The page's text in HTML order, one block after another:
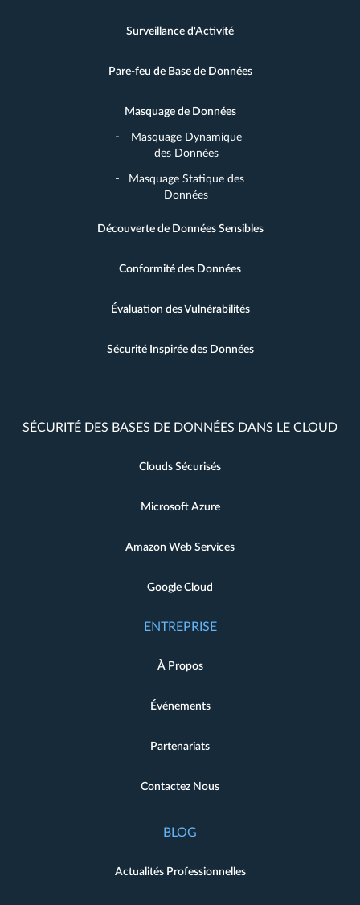
Surveillance d'Activité
Pare-feu de Base de Données
Masquage de Données
Masquage Dynamique
des Données
Masquage Statique des
Données
Découverte de Données Sensibles
Conformité des Données
Évaluation des Vulnérabilités
Sécurité Inspirée des Données
SÉCURITÉ DES BASES DE DONNÉES DANS LE CLOUD
Clouds Sécurisés
Microsoft Azure
Amazon Web Services
Google Cloud
ENTREPRISE
À Propos
Événements
Partenariats
Contactez Nous
BLOG
Actualités Professionnelles